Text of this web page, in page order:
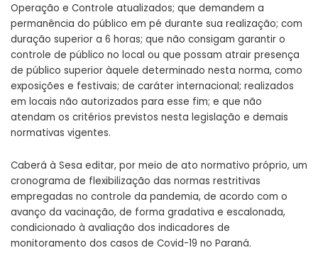
Operação e Controle atualizados; que demandem a
permanência do público em pé durante sua realização; com
duração superior a 6 horas; que não consigam garantir o
controle de público no local ou que possam atrair presença
de público superior àquele determinado nesta norma, como
exposições e festivais; de caráter internacional; realizados
em locais não autorizados para esse fim; e que não
atendam os critérios previstos nesta legislação e demais
normativas vigentes.
Caberá à Sesa editar, por meio de ato normativo próprio, um
cronograma de flexibilização das normas restritivas
empregadas no controle da pandemia, de acordo com o
avanço da vacinação, de forma gradativa e escalonada,
condicionado à avaliação dos indicadores de
monitoramento dos casos de Covid-19 no Paraná.